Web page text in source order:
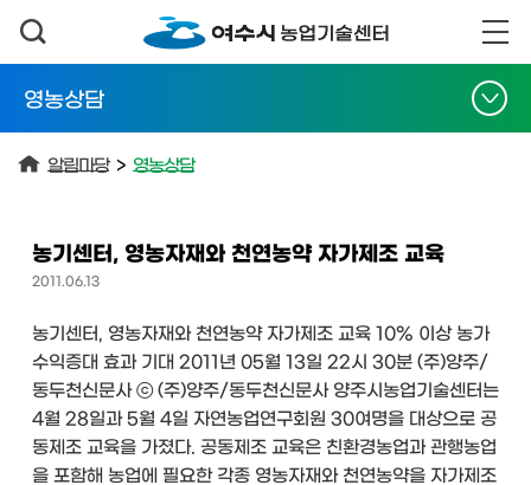
영농상담
알림마당 > 영농상담
농기센터, 영농자재와 천연농약 자가제조 교육
2011.06.13
농기센터, 영농자재와 천연농약 자가제조 교육 10% 이상 농가
수익증대 효과 기대 2011년 05월 13일 22시 30분 (주)양주/
동두천신문사 ⓒ (주)양주/동두천신문사 양주시농업기술센터는
4월 28일과 5월 4일 자연농업연구회원 30여명을 대상으로 공
동제조 교육을 가졌다. 공동제조 교육은 친환경농업과 관행농업
을 포함해 농업에 필요한 각종 영농자재와 천연농약을 자가제조